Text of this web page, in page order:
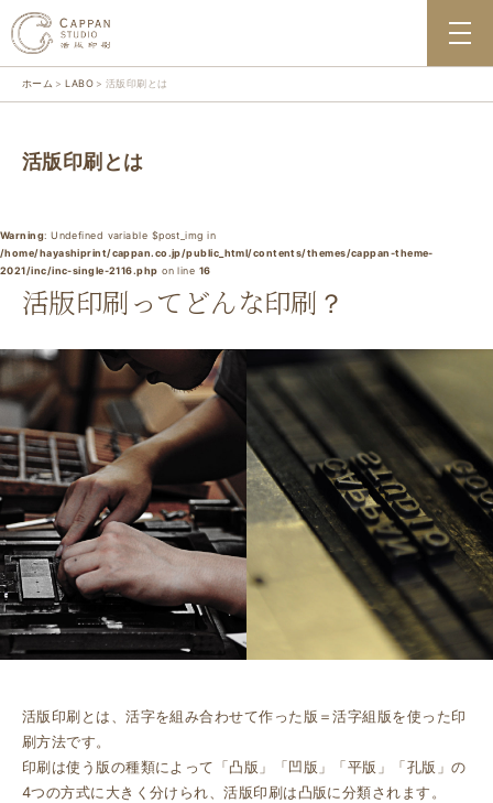
ホーム LABO 活版印刷とは
活版印刷とは
Warning: Undefined variable $post_img in
/home/hayashiprint/cappan.co.jp/public_html/contents/themes/cappan-theme-
2021/inc/inc-single-2116.php on line 16
活版印刷ってどんな印刷？
活版印刷とは、活字を組み合わせて作った版＝活字組版を使った印
刷方法です。
印刷は使う版の種類によって「凸版」「凹版」「平版」「孔版」の
4つの方式に大きく分けられ、活版印刷は凸版に分類されます。